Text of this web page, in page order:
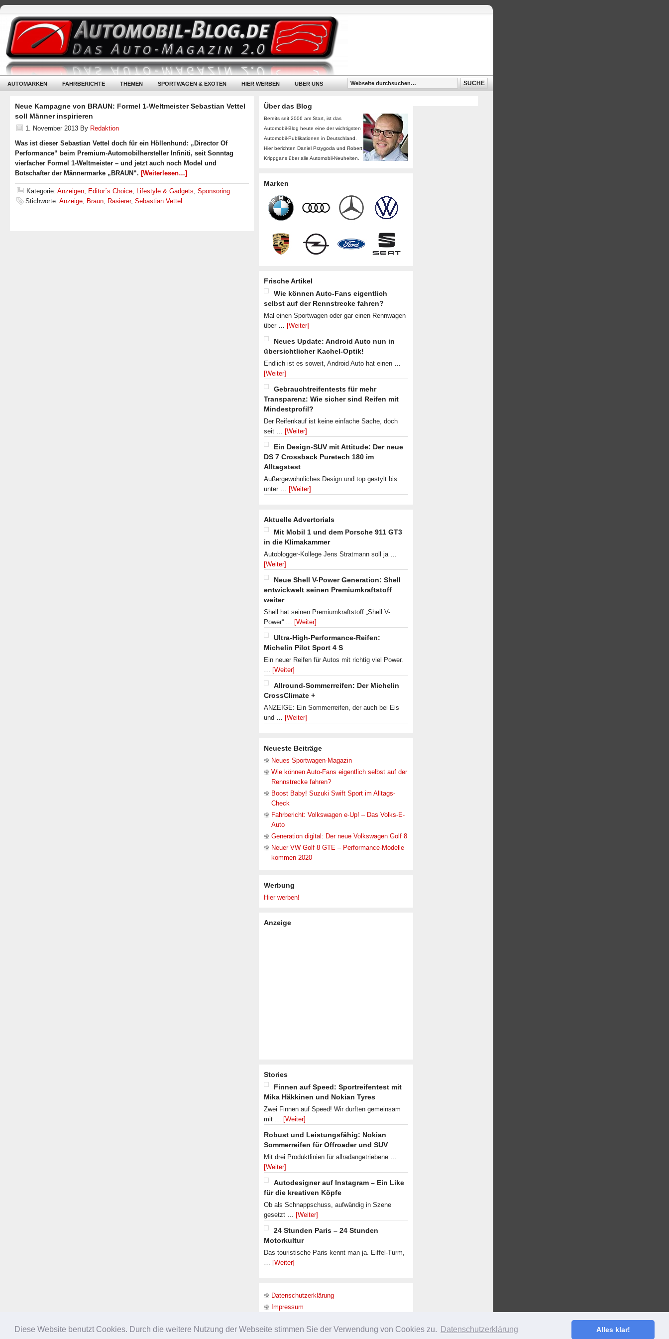
Diese Website benutzt Cookies. Durch die weitere Nutzung der Webseite stimmen Sie der Verwendung von Cookies zu. Datenschutzerklärung Alles klar!
AUTOMARKEN FAHRBERICHTE THEMEN SPORTWAGEN & EXOTEN HIER WERBEN ÜBER UNS
Neue Kampagne von BRAUN: Formel 1-Weltmeister Sebastian Vettel
soll Männer inspirieren
1. November 2013 By Redaktion
Was ist dieser Sebastian Vettel doch für ein Höllenhund: „Director Of
Performance“ beim Premium-Automobilhersteller Infiniti, seit Sonntag
vierfacher Formel 1-Weltmeister – und jetzt auch noch Model und
Botschafter der Männermarke „BRAUN“. [Weiterlesen…]
Kategorie: Anzeigen, Editor´s Choice, Lifestyle & Gadgets, Sponsoring
Stichworte: Anzeige, Braun, Rasierer, Sebastian Vettel
Über das Blog
Bereits seit 2006 am Start, ist das
Automobil-Blog heute eine der wichtigsten
Automobil-Publikationen in Deutschland.
Hier berichten Daniel Przygoda und Robert
Krippgans über alle Automobil-Neuheiten.
Marken
Frische Artikel
Wie können Auto-Fans eigentlich
selbst auf der Rennstrecke fahren?
Mal einen Sportwagen oder gar einen Rennwagen
über … [Weiter]
Neues Update: Android Auto nun in
übersichtlicher Kachel-Optik!
Endlich ist es soweit, Android Auto hat einen …
[Weiter]
Gebrauchtreifentests für mehr
Transparenz: Wie sicher sind Reifen mit
Mindestprofil?
Der Reifenkauf ist keine einfache Sache, doch
seit … [Weiter]
Ein Design-SUV mit Attitude: Der neue
DS 7 Crossback Puretech 180 im
Alltagstest
Außergewöhnliches Design und top gestylt bis
unter … [Weiter]
Aktuelle Advertorials
Mit Mobil 1 und dem Porsche 911 GT3
in die Klimakammer
Autoblogger-Kollege Jens Stratmann soll ja …
[Weiter]
Neue Shell V-Power Generation: Shell
entwickwelt seinen Premiumkraftstoff
weiter
Shell hat seinen Premiumkraftstoff „Shell V-
Power“ … [Weiter]
Ultra-High-Performance-Reifen:
Michelin Pilot Sport 4 S
Ein neuer Reifen für Autos mit richtig viel Power.
… [Weiter]
Allround-Sommerreifen: Der Michelin
CrossClimate +
ANZEIGE: Ein Sommerreifen, der auch bei Eis
und … [Weiter]
Neueste Beiträge
Neues Sportwagen-Magazin
Wie können Auto-Fans eigentlich selbst auf der
Rennstrecke fahren?
Boost Baby! Suzuki Swift Sport im Alltags-
Check
Fahrbericht: Volkswagen e-Up! – Das Volks-E-
Auto
Generation digital: Der neue Volkswagen Golf 8
Neuer VW Golf 8 GTE – Performance-Modelle
kommen 2020
Werbung
Hier werben!
Anzeige
Stories
Finnen auf Speed: Sportreifentest mit
Mika Häkkinen und Nokian Tyres
Zwei Finnen auf Speed! Wir durften gemeinsam
mit … [Weiter]
Robust und Leistungsfähig: Nokian
Sommerreifen für Offroader und SUV
Mit drei Produktlinien für allradangetriebene …
[Weiter]
Autodesigner auf Instagram – Ein Like
für die kreativen Köpfe
Ob als Schnappschuss, aufwändig in Szene
gesetzt … [Weiter]
24 Stunden Paris – 24 Stunden
Motorkultur
Das touristische Paris kennt man ja. Eiffel-Turm,
… [Weiter]
Datenschutzerklärung
Impressum
NACH OBEN URHEBERRECHT © 2026 ·SLEEK THEME ONGENESIS FRAMEWORK ·WORDPRESS·ANMELDEN